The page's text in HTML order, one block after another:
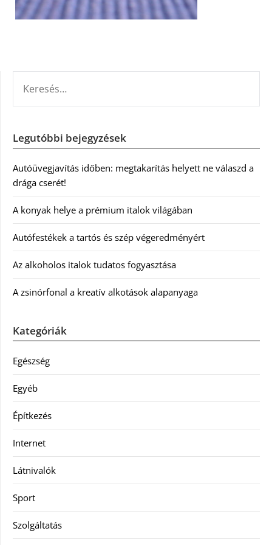
Legutóbbi bejegyzések
Autóüvegjavítás időben: megtakarítás helyett ne válaszd a
drága cserét!
A konyak helye a prémium italok világában
Autófestékek a tartós és szép végeredményért
Az alkoholos italok tudatos fogyasztása
A zsinórfonal a kreatív alkotások alapanyaga
Kategóriák
Egészség
Egyéb
Építkezés
Internet
Látnivalók
Sport
Szolgáltatás